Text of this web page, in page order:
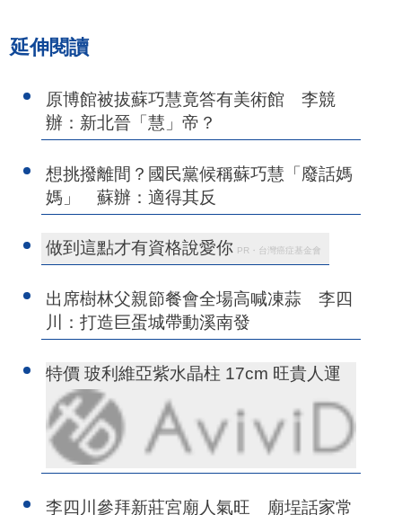
延伸閱讀
原博館被拔蘇巧慧竟答有美術館 李競
辦：新北晉「慧」帝？
想挑撥離間？國民黨候稱蘇巧慧「廢話媽
媽」 蘇辦：適得其反
做到這點才有資格說愛你 PR・台灣癌症基金會
出席樹林父親節餐會全場高喊凍蒜 李四
川：打造巨蛋城帶動溪南發
特價 玻利維亞紫水晶柱 17cm 旺貴人運
李四川參拜新莊宮廟人氣旺 廟埕話家常